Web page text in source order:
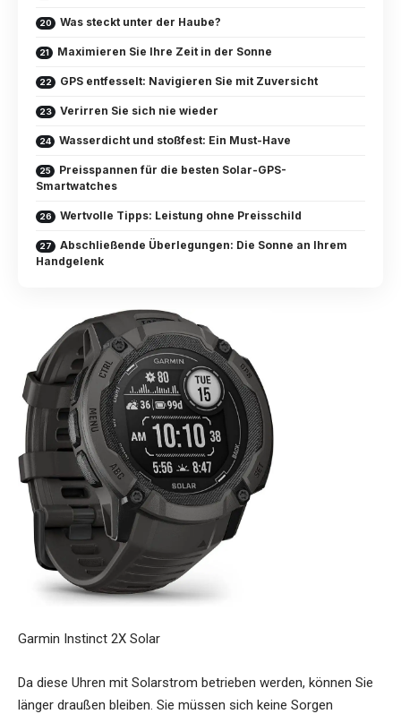
Was steckt unter der Haube?
Maximieren Sie Ihre Zeit in der Sonne
GPS entfesselt: Navigieren Sie mit Zuversicht
Verirren Sie sich nie wieder
Wasserdicht und stoßfest: Ein Must-Have
Preisspannen für die besten Solar-GPS-
Smartwatches
Wertvolle Tipps: Leistung ohne Preisschild
Abschließende Überlegungen: Die Sonne an Ihrem
Handgelenk
Garmin Instinct 2X Solar
Da diese Uhren mit Solarstrom betrieben werden, können Sie
länger draußen bleiben. Sie müssen sich keine Sorgen